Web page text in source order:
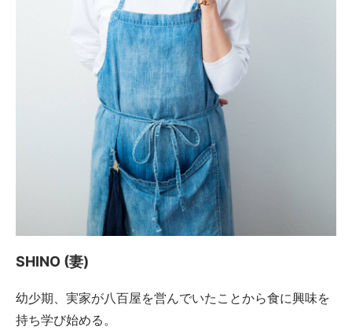
SHINO (妻)
幼少期、実家が八百屋を営んでいたことから食に興味を
持ち学び始める。